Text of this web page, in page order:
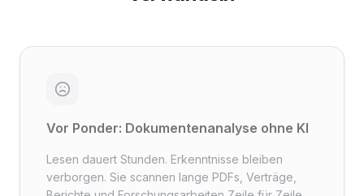
Vor Ponder: Dokumentenanalyse ohne KI
Lesen dauert Stunden. Erkenntnisse bleiben
verborgen. Sie scannen lange PDFs, Verträge,